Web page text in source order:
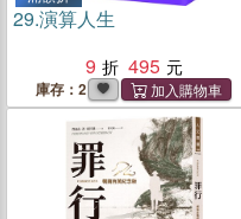
29.演算人生
9
495
庫存：2